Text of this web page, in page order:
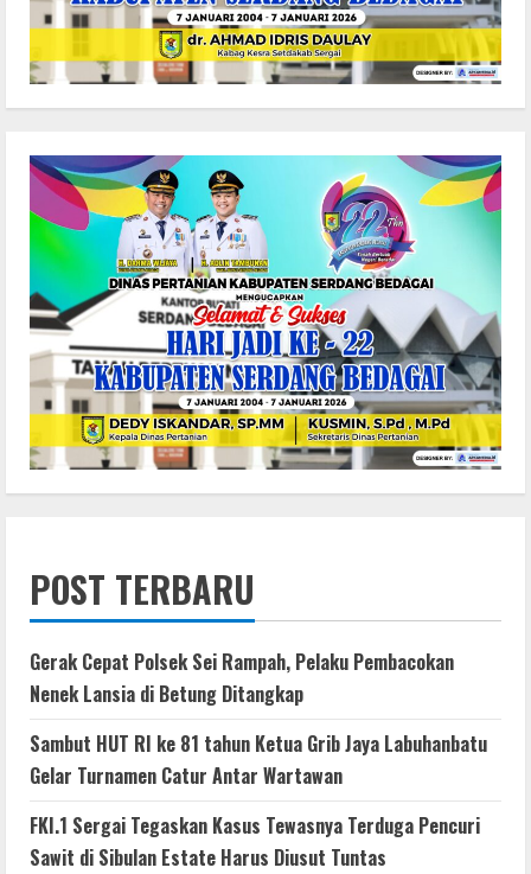
POST TERBARU
Gerak Cepat Polsek Sei Rampah, Pelaku Pembacokan
Nenek Lansia di Betung Ditangkap
Sambut HUT RI ke 81 tahun Ketua Grib Jaya Labuhanbatu
Gelar Turnamen Catur Antar Wartawan
FKI.1 Sergai Tegaskan Kasus Tewasnya Terduga Pencuri
Sawit di Sibulan Estate Harus Diusut Tuntas